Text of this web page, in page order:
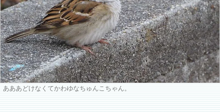
あああどけなくてかわゆなちゅんこちゃん。